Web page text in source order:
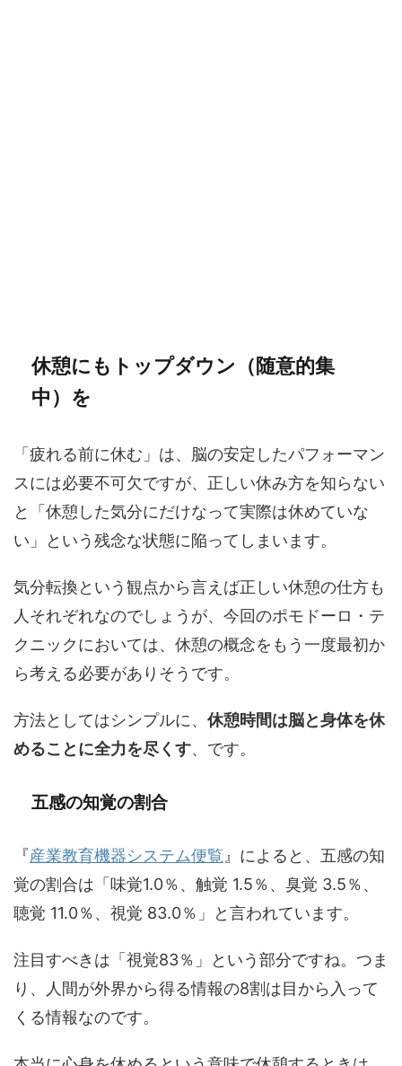
休憩にもトップダウン（随意的集
中）を
「疲れる前に休む」は、脳の安定したパフォーマン
スには必要不可欠ですが、正しい休み方を知らない
と「休憩した気分にだけなって実際は休めていな
い」という残念な状態に陥ってしまいます。
気分転換という観点から言えば正しい休憩の仕方も
人それぞれなのでしょうが、今回のポモドーロ・テ
クニックにおいては、休憩の概念をもう一度最初か
ら考える必要がありそうです。
方法としてはシンプルに、 休憩時間は脳と身体を休
めることに全力を尽くす、です。
五感の知覚の割合
『産業教育機器システム便覧 』によると、五感の知
覚の割合は「味覚1.0％、触覚 1.5％、臭覚 3.5％、
聴覚 11.0％、視覚 83.0％」と言われています。
注目すべきは「視覚83％」という部分ですね。つま
り、人間が外界から得る情報の8割は目から入って
くる情報なのです。